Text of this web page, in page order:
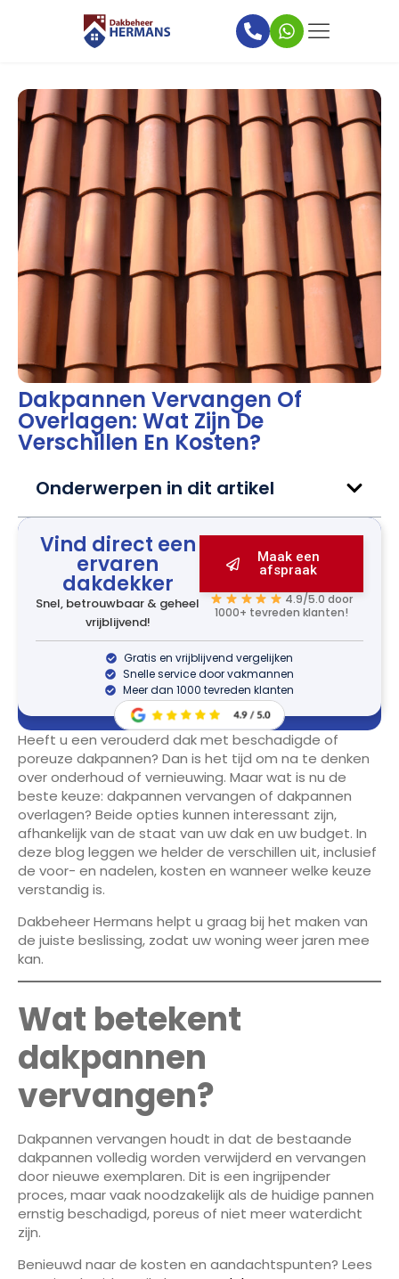
Dakpannen Vervangen Of
Overlagen: Wat Zijn De
Verschillen En Kosten?
Onderwerpen in dit artikel
Vind direct een
ervaren
dakdekker
Snel, betrouwbaar & geheel
vrijblijvend!
Maak een
afspraak
4.9/5.0 door
1000+ tevreden klanten!
Gratis en vrijblijvend vergelijken
Snelle service door vakmannen
Meer dan 1000 tevreden klanten
Heeft u een verouderd dak met beschadigde of
poreuze dakpannen? Dan is het tijd om na te denken
over onderhoud of vernieuwing. Maar wat is nu de
beste keuze: dakpannen vervangen of dakpannen
overlagen? Beide opties kunnen interessant zijn,
afhankelijk van de staat van uw dak en uw budget. In
deze blog leggen we helder de verschillen uit, inclusief
de voor- en nadelen, kosten en wanneer welke keuze
verstandig is.
Dakbeheer Hermans helpt u graag bij het maken van
de juiste beslissing, zodat uw woning weer jaren mee
kan.
Wat betekent
dakpannen
vervangen?
Dakpannen vervangen houdt in dat de bestaande
dakpannen volledig worden verwijderd en vervangen
door nieuwe exemplaren. Dit is een ingrijpender
proces, maar vaak noodzakelijk als de huidige pannen
ernstig beschadigd, poreus of niet meer waterdicht
zijn.
Benieuwd naar de kosten en aandachtspunten? Lees